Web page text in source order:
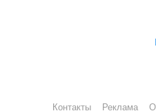
Контакты Реклама О